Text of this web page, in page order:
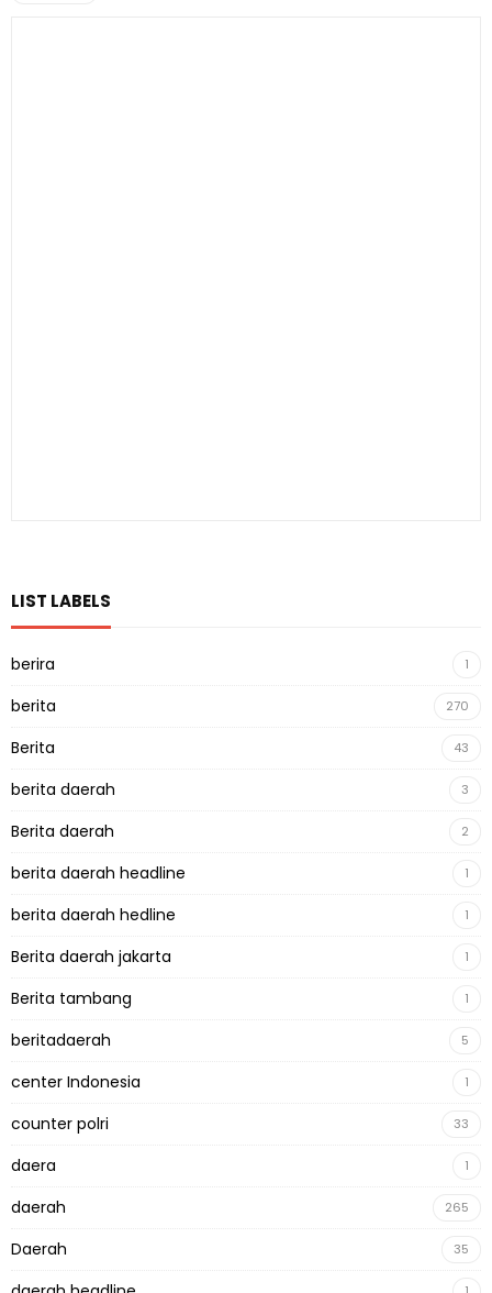
LIST LABELS
berira 1
berita 270
Berita 43
berita daerah 3
Berita daerah 2
berita daerah headline 1
berita daerah hedline 1
Berita daerah jakarta 1
Berita tambang 1
beritadaerah 5
center Indonesia 1
counter polri 33
daera 1
daerah 265
Daerah 35